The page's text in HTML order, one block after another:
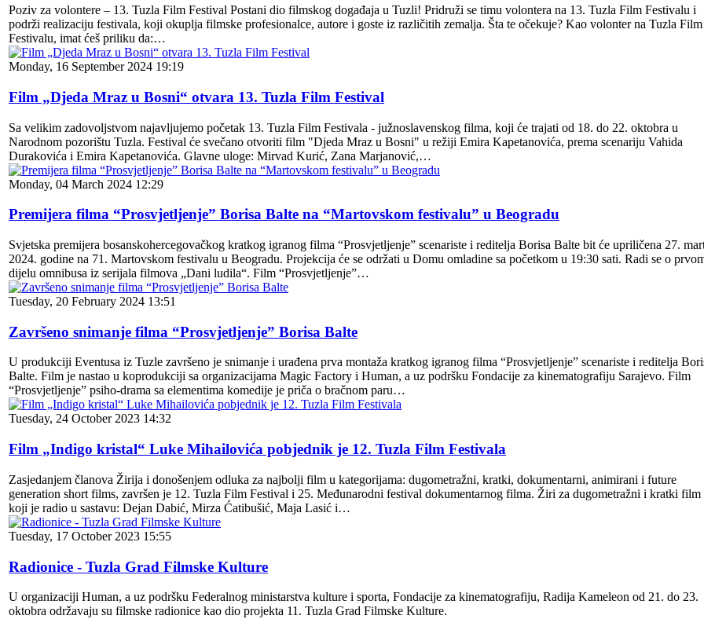
Poziv za volontere – 13. Tuzla Film Festival Postani dio filmskog događaja u Tuzli! Pridruži se timu volontera na 13. Tuzla Film Festivalu i
podrži realizaciju festivala, koji okuplja filmske profesionalce, autore i goste iz različitih zemalja. Šta te očekuje? Kao volonter na Tuzla Film
Festivalu, imat ćeš priliku da:…
Monday, 16 September 2024 19:19
Film „Djeda Mraz u Bosni“ otvara 13. Tuzla Film Festival
Sa velikim zadovoljstvom najavljujemo početak 13. Tuzla Film Festivala - južnoslavenskog filma, koji će trajati od 18. do 22. oktobra u
Narodnom pozorištu Tuzla. Festival će svečano otvoriti film "Djeda Mraz u Bosni" u režiji Emira Kapetanovića, prema scenariju Vahida
Durakovića i Emira Kapetanovića. Glavne uloge: Mirvad Kurić, Zana Marjanović,…
Monday, 04 March 2024 12:29
Premijera filma “Prosvjetljenje” Borisa Balte na “Martovskom festivalu” u Beogradu
Svjetska premijera bosanskohercegovačkog kratkog igranog filma “Prosvjetljenje” scenariste i reditelja Borisa Balte bit će upriličena 27.
2024. godine na 71. Martovskom festivalu u Beogradu. Projekcija će se održati u Domu omladine sa početkom u 19:30 sati. Radi se o
dijelu omnibusa iz serijala filmova „Dani ludila“. Film “Prosvjetljenje”…
Tuesday, 20 February 2024 13:51
Završeno snimanje filma “Prosvjetljenje” Borisa Balte
U produkciji Eventusa iz Tuzle završeno je snimanje i urađena prva montaža kratkog igranog filma “Prosvjetljenje” scenariste i reditelja
Balte. Film je nastao u koprodukciji sa organizacijama Magic Factory i Human, a uz podršku Fondacije za kinematografiju Sarajevo. Film
“Prosvjetljenje” psiho-drama sa elementima komedije je priča o bračnom paru…
Tuesday, 24 October 2023 14:32
Film „Indigo kristal“ Luke Mihailovića pobjednik je 12. Tuzla Film Festivala
Zasjedanjem članova Žirija i donošenjem odluka za najbolji film u kategorijama: dugometražni, kratki, dokumentarni, animirani i future
generation short films, završen je 12. Tuzla Film Festival i 25. Međunarodni festival dokumentarnog filma. Žiri za dugometražni i kratki film
koji je radio u sastavu: Dejan Dabić, Mirza Ćatibušić, Maja Lasić i…
Tuesday, 17 October 2023 15:55
Radionice - Tuzla Grad Filmske Kulture
U organizaciji Human, a uz podršku Federalnog ministarstva kulture i sporta, Fondacije za kinematografiju, Radija Kameleon od 21. do 23.
oktobra održavaju su filmske radionice kao dio projekta 11. Tuzla Grad Filmske Kulture.